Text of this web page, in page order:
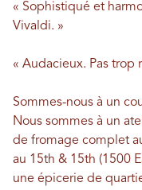
« Sophistiqué et
Vivaldi. »
« Audacieux. Pas trop
Sommes-nous à un
Nous sommes à un
de fromage complet
au 15th & 15th (1500
une épicerie de